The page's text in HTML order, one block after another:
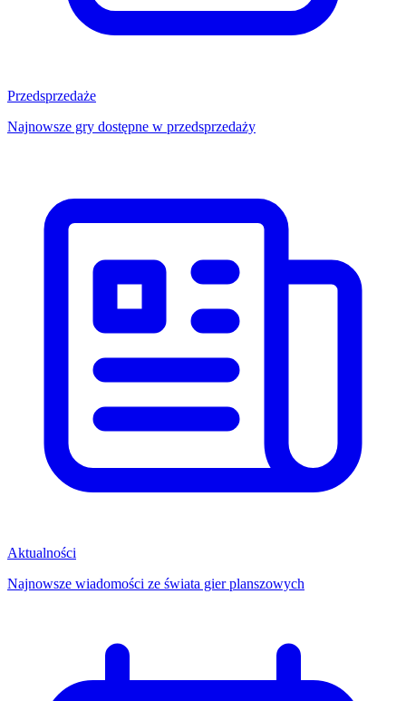
Przedsprzedaże
Najnowsze gry dostępne w przedsprzedaży
Aktualności
Najnowsze wiadomości ze świata gier planszowych